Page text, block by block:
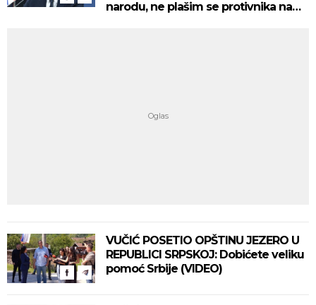
narodu, ne plašim se protivnika na
VUČIĆ POSETIO OPŠTINU JEZERO U
REPUBLICI SRPSKOJ: Dobićete veliku
pomoć Srbije (VIDEO)